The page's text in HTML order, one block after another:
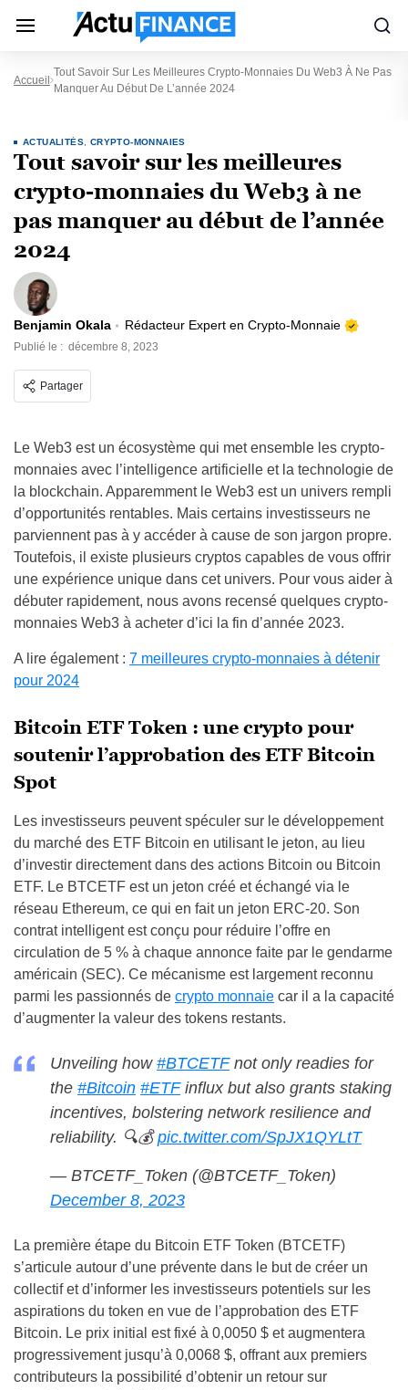
Accueil
Tout Savoir Sur Les Meilleures Crypto-Monnaies Du Web3 À Ne Pas
Manquer Au Début De L’année 2024
ACTUALITÉS CRYPTO-MONNAIES
Tout savoir sur les meilleures
crypto-monnaies du Web3 à ne
pas manquer au début de l’année
2024
Benjamin Okala Rédacteur Expert en Crypto-Monnaie
Publié le : décembre 8, 2023
Partager
Le Web3 est un écosystème qui met ensemble les crypto-
monnaies avec l’intelligence artificielle et la technologie de
la blockchain. Apparemment le Web3 est un univers rempli
d’opportunités rentables. Mais certains investisseurs ne
parviennent pas à y accéder à cause de son jargon propre.
Toutefois, il existe plusieurs cryptos capables de vous offrir
une expérience unique dans cet univers. Pour vous aider à
débuter rapidement, nous avons recensé quelques crypto-
monnaies Web3 à acheter d’ici la fin d’année 2023.
A lire également : 7 meilleures crypto-monnaies à détenir
pour 2024
Bitcoin ETF Token : une crypto pour
soutenir l’approbation des ETF Bitcoin
Spot
Les investisseurs peuvent spéculer sur le développement
du marché des ETF Bitcoin en utilisant le jeton, au lieu
d’investir directement dans des actions Bitcoin ou Bitcoin
ETF. Le BTCETF est un jeton créé et échangé via le
réseau Ethereum, ce qui en fait un jeton ERC-20. Son
contrat intelligent est conçu pour réduire l’offre en
circulation de 5 % à chaque annonce faite par le gendarme
américain (SEC). Ce mécanisme est largement reconnu
parmi les passionnés de crypto monnaie car il a la capacité
d’augmenter la valeur des tokens restants.
Unveiling how #BTCETFnot only readies for
the #Bitcoin #ETFinflux but also grants staking
incentives, bolstering network resilience and
reliability. 🔍💰pic.twitter.com/SpJX1QYLtT
— BTCETF_Token (@BTCETF_Token)
December 8, 2023
La première étape du Bitcoin ETF Token (BTCETF)
s’articule autour d’une prévente dans le but de créer un
collectif et d’informer les investisseurs potentiels sur les
aspirations du token en vue de l’approbation des ETF
Bitcoin. Le prix initial est fixé à 0,0050 $ et augmentera
progressivement jusqu’à 0,0068 $, offrant aux premiers
contributeurs la possibilité d’obtenir un retour sur